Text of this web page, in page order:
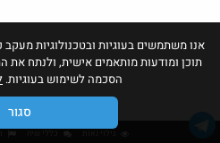
אנו משתמשים בעוגיות ובטכנולוגיות
תוכן ומודעות מותאמים אישית, ולנתח
הסכמה לשימוש בעוגיות.
סגור